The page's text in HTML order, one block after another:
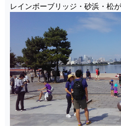
レインボーブリッジ・砂浜・松